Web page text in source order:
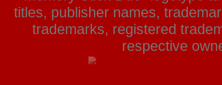
titles, publisher names,
trademarks, registered
respective